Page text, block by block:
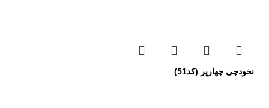
نخودچی چهارپر (کد51)